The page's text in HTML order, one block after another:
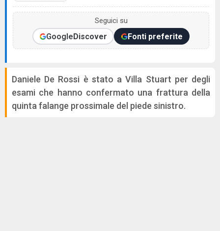
Seguici su
GoogleDiscover Fonti preferite
Daniele De Rossi è stato a Villa Stuart per degli
esami che hanno confermato una frattura della
quinta falange prossimale del piede sinistro.